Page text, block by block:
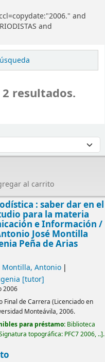
and
and
resultados.
al carrito
: saber dar en el
para la materia
e Información /
José Montilla
Peña de Arias
Montilla, Antonio
[tutor]
2006
Final de Carrera (Licenciado en
Monteávila, 2006.
para préstamo: Biblioteca
topográfica: PFC7 2006, .. .